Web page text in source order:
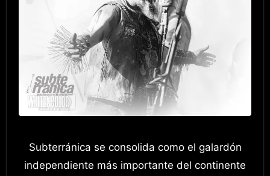
Subterránica se consolida como el galardón
independiente más importante del continente